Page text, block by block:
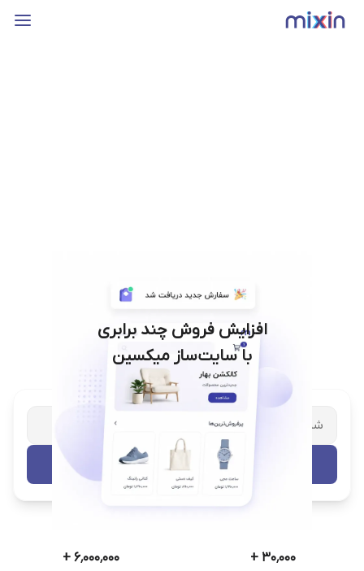
افزایش فروش چند برابری
با سایت‌ساز میکسین
شریک تجاری ترب با پشتیبانی اختصاصی
تست رایگان
۳۰٬۰۰۰ + ۶٬۰۰۰٬۰۰۰ +